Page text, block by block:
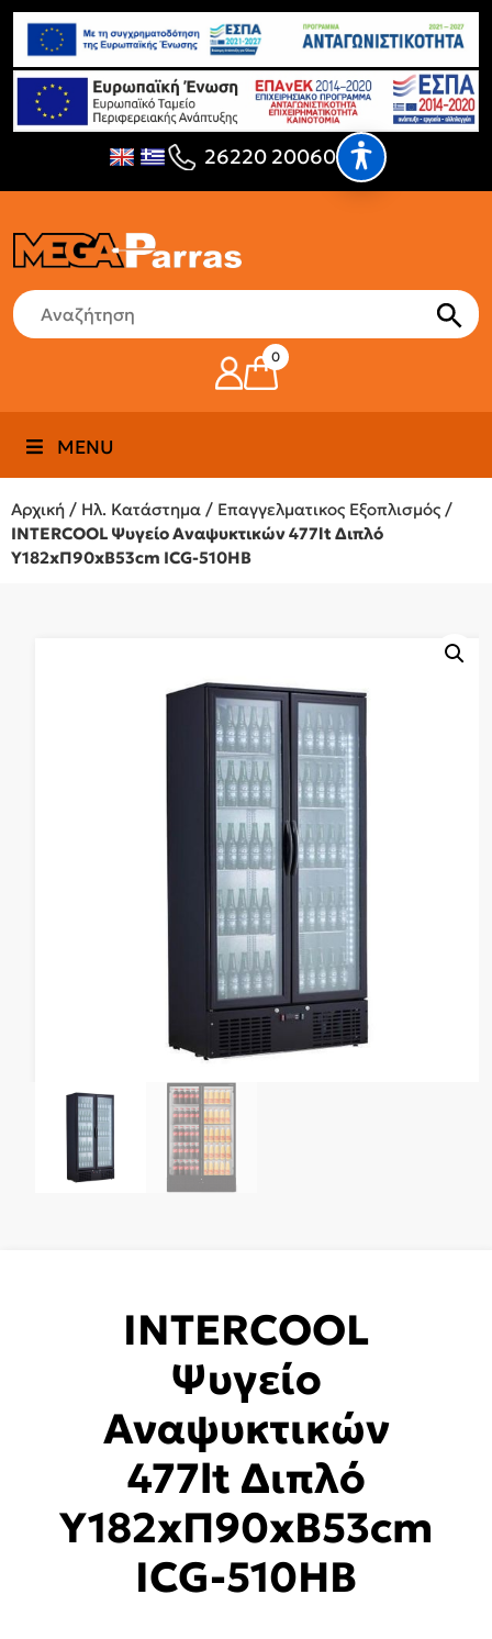
26220 20060
0
MENU
Αρχική / Ηλ. Κατάστημα / Επαγγελματικος Εξοπλισμός /
INTERCOOL Ψυγείο Αναψυκτικών 477lt Διπλό
Υ182xΠ90xΒ53cm ICG-510HB
INTERCOOL
Ψυγείο
Αναψυκτικών
477lt Διπλό
Υ182xΠ90xΒ53cm
ICG-510HB